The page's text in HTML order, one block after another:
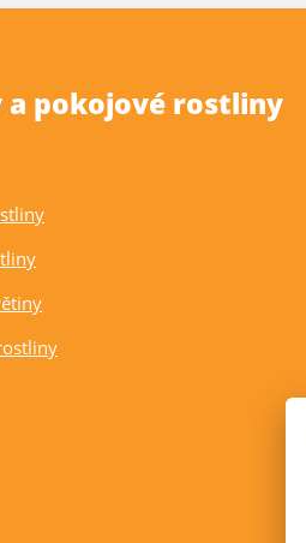
a pokojové rostliny